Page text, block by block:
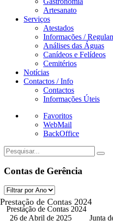
Artesanato
Serviços
Atestados
Informações /
Análises das Águas
Canídeos e Felídeos
Cemitérios
Notícias
Contactos / Info
Contactos
Informações Úteis
Favoritos
WebMail
BackOffice
Contas de Gerência
Prestação de Contas 2024
Prestação de Contas 2024
26 de Abril de 2025
Junta